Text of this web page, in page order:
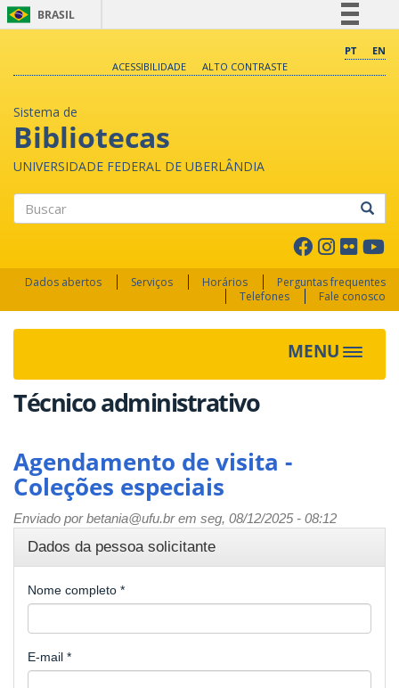
BRASIL
Comunica BR
PT
EN
ACESSIBILIDADE
ALTO CONTRASTE
Sistema de
Bibliotecas
UNIVERSIDADE FEDERAL DE UBERLÂNDIA
Dados abertos Serviços Horários
Perguntas frequentes
Telefones
Fale conosco
MENU Toggle
Técnico administrativo
Agendamento de visita -
Coleções especiais
Enviado porbetania@ufu.brem seg, 08/12/2025 - 08:12
Dados da pessoa solicitante
Nome completo *
E-mail *